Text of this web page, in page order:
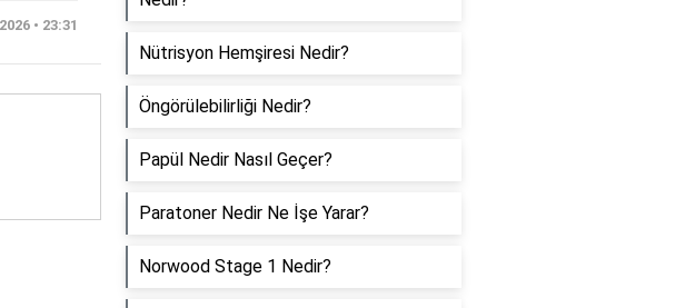
• 23:31
Nütrisyon Hemşiresi Nedir?
Öngörülebilirliği Nedir?
Papül Nedir Nasıl Geçer?
Paratoner Nedir Ne İşe Yarar?
Norwood Stage 1 Nedir?